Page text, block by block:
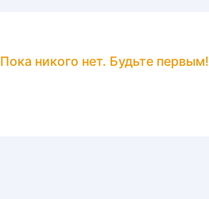
Пока никого нет. Будьте первым!